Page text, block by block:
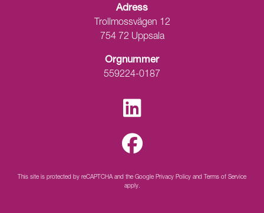
Adress
Trollmossvägen 12
754 72 Uppsala
Orgnummer
559224-0187
This site is protected by reCAPTCHA and the Google Privacy Policy and Terms of Service
apply.